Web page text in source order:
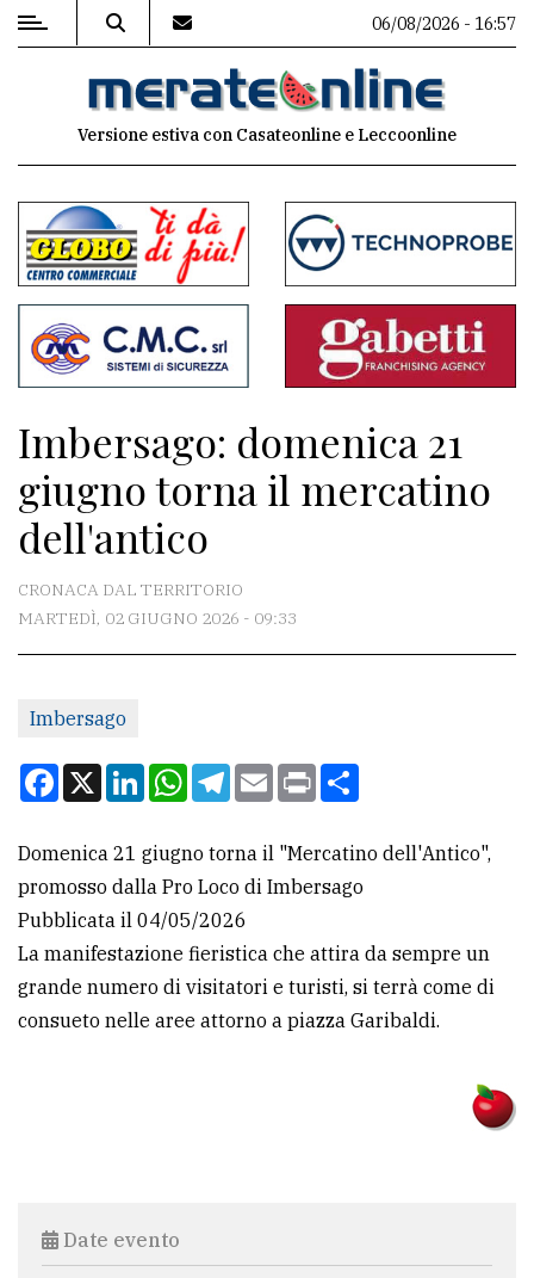
MENU
commenti
Contenuti
del
sito
Associazioni
Meteo
CONTATTI
Scrivici
Per
la
pubblicità
CERCA
Cerca
per
LE
ALTRE
TESTATE
06/08/2026 - 16:57
Versione estiva con Casateonline e Leccoonline
Imbersago: domenica 21
giugno torna il mercatino
dell'antico
CRONACA DAL TERRITORIO
MARTEDÌ, 02 GIUGNO 2026 - 09:33
Imbersago
Facebook
X LinkedInWhatsApp
Telegram
EmailPrint
Domenica 21 giugno torna il "Mercatino dell'Antico",
promosso dalla Pro Loco di Imbersago
Pubblicata il 04/05/2026
La manifestazione fieristica che attira da sempre un
grande numero di visitatori e turisti, si terrà come di
consueto nelle aree attorno a piazza Garibaldi.
Date evento